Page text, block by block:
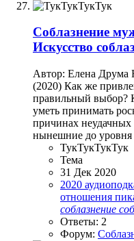
Соблазнение
Искусство
Автор: Елена Друма
(2020) Как же
правильный выбор?
уметь принимать
причинах
нынешние до уровня
ТукТукТукТук
Тема
31 Дек 2020
2020
отношения
соблазнение
Ответы: 2
Форум: